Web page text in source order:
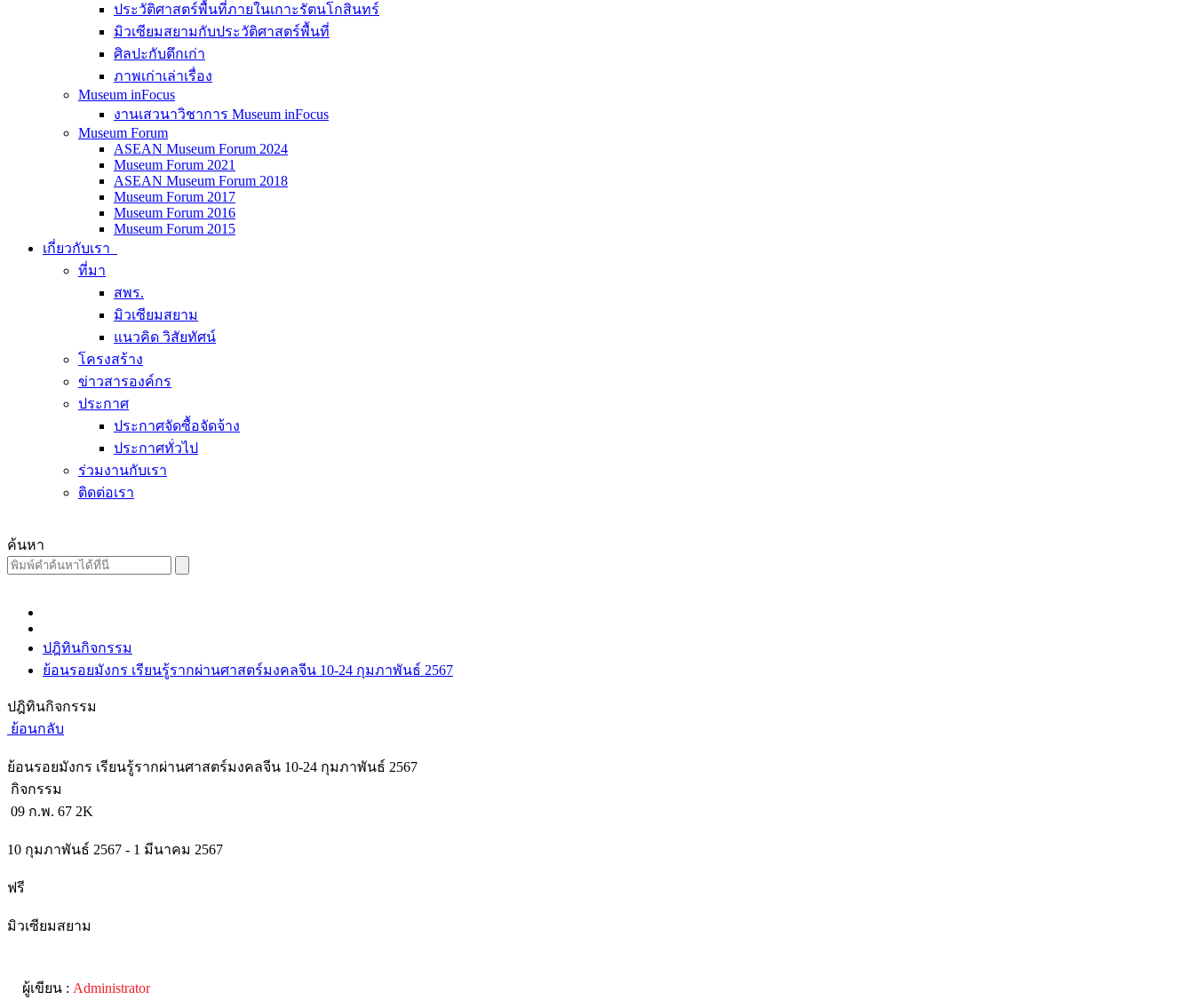
ประวัติศาสตร์พื้นที่ภายในเกาะรัตนโกสินทร์
มิวเซียมสยามกับประวัติศาสตร์พื้นที่
ศิลปะกับตึกเก่า
ภาพเก่าเล่าเรื่อง
Museum inFocus
งานเสวนาวิชาการ Museum inFocus
Museum Forum
ASEAN Museum Forum 2024
Museum Forum 2021
ASEAN Museum Forum 2018
Museum Forum 2017
Museum Forum 2016
Museum Forum 2015
เกี่ยวกับเรา
ที่มา
สพร.
มิวเซียมสยาม
แนวคิด วิสัยทัศน์
โครงสร้าง
ข่าวสารองค์กร
ประกาศ
ประกาศจัดซื้อจัดจ้าง
ประกาศทั่วไป
ร่วมงานกับเรา
ติดต่อเรา
ค้นหา
ปฎิทินกิจกรรม
ย้อนรอยมังกร เรียนรู้รากผ่านศาสตร์มงคลจีน 10-24 กุมภาพันธ์ 2567
ปฎิทินกิจกรรม
ย้อนกลับ
ย้อนรอยมังกร เรียนรู้รากผ่านศาสตร์มงคลจีน 10-24 กุมภาพันธ์ 2567
กิจกรรม
09 ก.พ. 67 2K
10 กุมภาพันธ์ 2567 - 1 มีนาคม 2567
ฟรี
มิวเซียมสยาม
ผู้เขียน : Administrator